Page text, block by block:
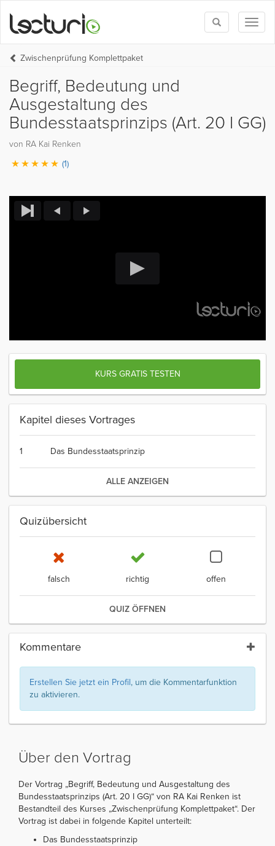
Toggle
search
Zwischenprüfung Komplettpaket
Begriff, Bedeutung und
Ausgestaltung des
Bundesstaatsprinzips (Art. 20 I GG)
von RA Kai Renken
(1)
KURS GRATIS TESTEN
Kapitel dieses Vortrages
1 Das Bundesstaatsprinzip
ALLE ANZEIGEN
Quizübersicht
falsch richtig offen
QUIZ ÖFFNEN
Kommentare
Erstellen Sie jetzt ein Profil, um die Kommentarfunktion
zu aktivieren.
Über den Vortrag
Der Vortrag „Begriff, Bedeutung und Ausgestaltung des
Bundesstaatsprinzips (Art. 20 I GG)“ von RA Kai Renken ist
Bestandteil des Kurses „Zwischenprüfung Komplettpaket“. Der
Vortrag ist dabei in folgende Kapitel unterteilt:
Das Bundesstaatsprinzip